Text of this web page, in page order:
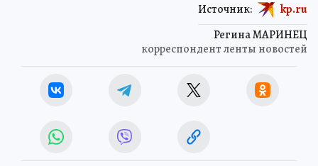
Регина МАРИНЕЦ
корреспондент ленты новостей
Источник: kp.ru